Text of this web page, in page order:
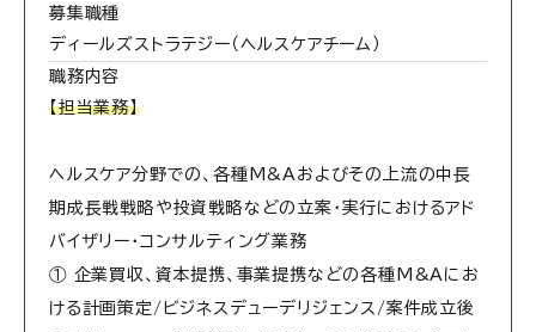
募集職種
ディールズストラテジー（ヘルスケアチーム）
職務内容
【担当業務】
ヘルスケア分野での、各種M&Aおよびその上流の中長
期成長戦戦略や投資戦略などの立案・実行におけるアド
バイザリー・コンサルティング業務
① 企業買収、資本提携、事業提携などの各種M&Aにお
ける計画策定/ビジネスデューデリジェンス/案件成立後